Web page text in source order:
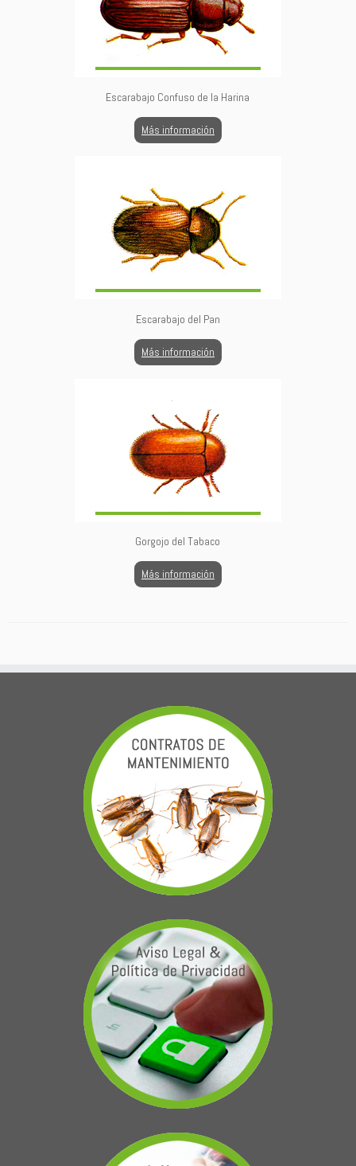
Escarabajo Confuso de la Harina
Más información
Escarabajo del Pan
Más información
Gorgojo del Tabaco
Más información